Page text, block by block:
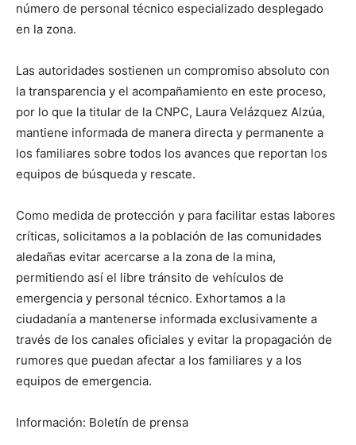
número de personal técnico especializado desplegado
en la zona.
Las autoridades sostienen un compromiso absoluto con
la transparencia y el acompañamiento en este proceso,
por lo que la titular de la CNPC, Laura Velázquez Alzúa,
mantiene informada de manera directa y permanente a
los familiares sobre todos los avances que reportan los
equipos de búsqueda y rescate.
Como medida de protección y para facilitar estas labores
críticas, solicitamos a la población de las comunidades
aledañas evitar acercarse a la zona de la mina,
permitiendo así el libre tránsito de vehículos de
emergencia y personal técnico. Exhortamos a la
ciudadanía a mantenerse informada exclusivamente a
través de los canales oficiales y evitar la propagación de
rumores que puedan afectar a los familiares y a los
equipos de emergencia.
Información: Boletín de prensa